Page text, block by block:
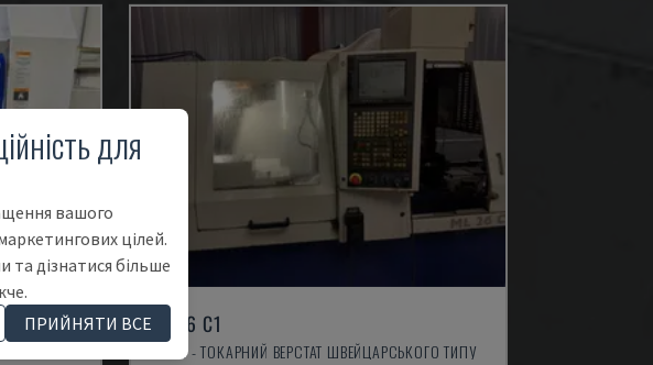
ML 26 C1
MAIER - ТОКАРНИЙ ВЕРСТАТ ШВЕЙЦАРСЬКОГО ТИПУ
для
вашого
цілей.
дізнатися більше
ПРИЙНЯТИ ВСЕ